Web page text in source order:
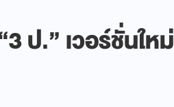
ป.” เวอร์ชั่นใหม่